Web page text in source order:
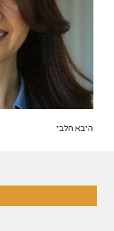
היבא חלבי